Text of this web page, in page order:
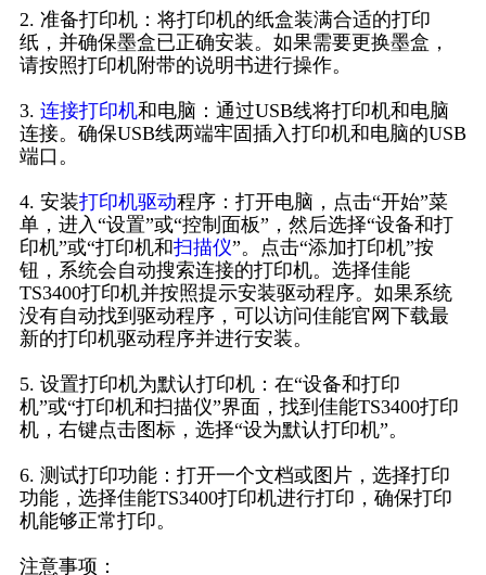
2. 准备打印机：将打印机的纸盒装满合适的打印
纸，并确保墨盒已正确安装。如果需要更换墨盒，
请按照打印机附带的说明书进行操作。
3. 连接打印机和电脑：通过USB线将打印机和电脑
连接。确保USB线两端牢固插入打印机和电脑的USB
端口。
4. 安装打印机驱动程序：打开电脑，点击“开始”菜
单，进入“设置”或“控制面板”，然后选择“设备和打
印机”或“打印机和扫描仪”。点击“添加打印机”按
钮，系统会自动搜索连接的打印机。选择佳能
TS3400打印机并按照提示安装驱动程序。如果系统
没有自动找到驱动程序，可以访问佳能官网下载最
新的打印机驱动程序并进行安装。
5. 设置打印机为默认打印机：在“设备和打印
机”或“打印机和扫描仪”界面，找到佳能TS3400打印
机，右键点击图标，选择“设为默认打印机”。
6. 测试打印功能：打开一个文档或图片，选择打印
功能，选择佳能TS3400打印机进行打印，确保打印
机能够正常打印。
注意事项：